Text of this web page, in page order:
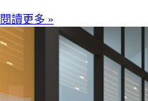
閱讀更多 »